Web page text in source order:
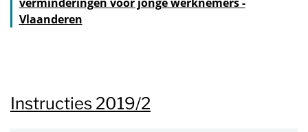
Instructies 2019/2
Vlaanderen